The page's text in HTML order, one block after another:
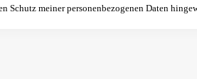
Schutz meiner personenbezogenen Daten